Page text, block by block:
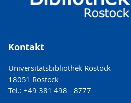
Kontakt
Universitätsbibliothek Rostock
18051 Rostock
Tel.: +49 381 498 - 8777